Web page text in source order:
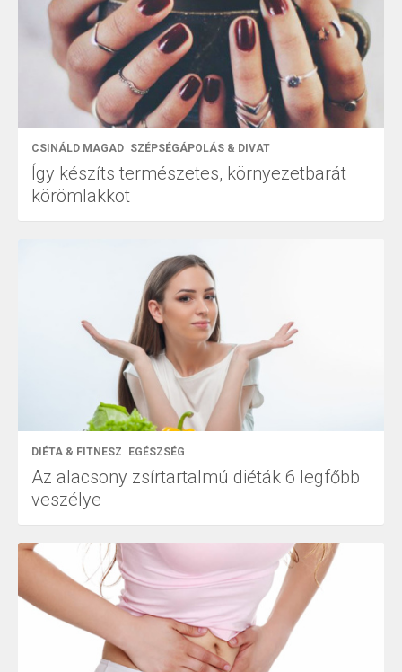
CSINÁLD MAGAD SZÉPSÉGÁPOLÁS & DIVAT
Így készíts természetes, környezetbarát
körömlakkot
DIÉTA & FITNESZ EGÉSZSÉG
Az alacsony zsírtartalmú diéták 6 legfőbb
veszélye